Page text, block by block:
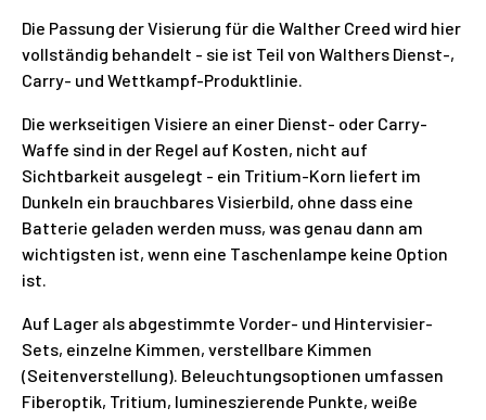
Die Passung der Visierung für die Walther Creed wird hier
vollständig behandelt - sie ist Teil von Walthers Dienst-,
Carry- und Wettkampf-Produktlinie.
Die werkseitigen Visiere an einer Dienst- oder Carry-
Waffe sind in der Regel auf Kosten, nicht auf
Sichtbarkeit ausgelegt - ein Tritium-Korn liefert im
Dunkeln ein brauchbares Visierbild, ohne dass eine
Batterie geladen werden muss, was genau dann am
wichtigsten ist, wenn eine Taschenlampe keine Option
ist.
Auf Lager als abgestimmte Vorder- und Hintervisier-
Sets, einzelne Kimmen, verstellbare Kimmen
(Seitenverstellung). Beleuchtungsoptionen umfassen
Fiberoptik, Tritium, lumineszierende Punkte, weiße